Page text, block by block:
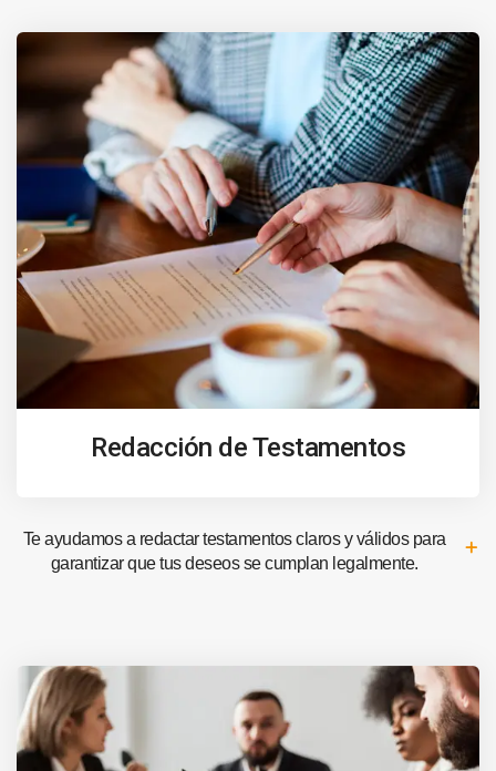
Redacción de Testamentos
Te ayudamos a redactar testamentos claros y válidos para
garantizar que tus deseos se cumplan legalmente.